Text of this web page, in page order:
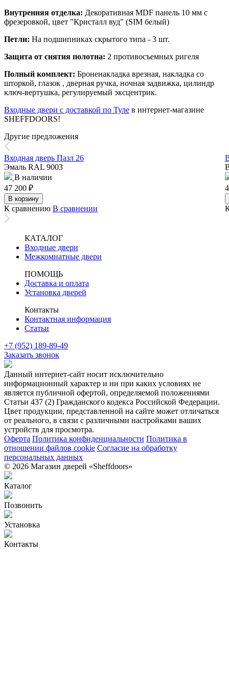
Внутренняя отделка: Декоративная MDF панель 10 мм с
фрезеровкой, цвет "Кристалл вуд" (SIM белый)
Петли: На подшипниках скрытого типа - 3 шт.
Защита от снятия полотна: 2 противосъемных ригеля
Полный комплект: Броненакладка врезная, накладка со
шторкой, глазок , дверная ручка, ночная задвижка, цилиндр
ключ-вертушка, регулируемый эксцентрик.
Входные двери с доставкой по Туле в интернет-магазине
SHEFFDOORS!
Другие предложения
Входная дверь Пазл 26
Эмаль RAL 9003
В наличии
47 200 ₽
В корзину
К сравнению В сравнении
КАТАЛОГ
Входные двери
Межкомнатные двери
ПОМОЩЬ
Доставка и оплата
Установка дверей
Контакты
Контактная информация
Статьи
+7 (952) 189-89-49
Заказать звонок
Данный интернет-сайт носит исключительно
информационный характер и ни при каких условиях не
является публичной офертой, определяемой положениями
Статьи 437 (2) Гражданского кодекса Российской Федерации.
Цвет продукции, представленной на сайте может отличаться
от реального, в связи с различными настройками ваших
устройств для просмотра.
Оферта Политика конфиденциальности Политика в
отношении файлов cookie Согласие на обработку
персональных данных
© 2026 Магазин дверей «Sheffdoors»
Каталог
Позвонить
Установка
Контакты